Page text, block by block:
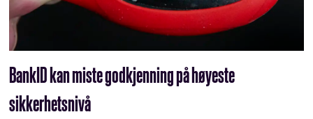
BankID kan miste godkjenning på høyeste
sikkerhetsnivå